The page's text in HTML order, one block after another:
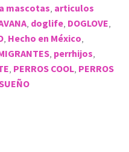
mascotas, articulos
, doglife, DOGLOVE,
, Hecho en México,
, perrhijos,
, PERROS COOL, PERROS